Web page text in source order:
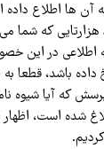
اطلاع داده ایم.
خصوص سگ کشی 8 هزارتایی که
در این خصوص
قطعا به طور
آیا شیوه نامه
است، اظهار